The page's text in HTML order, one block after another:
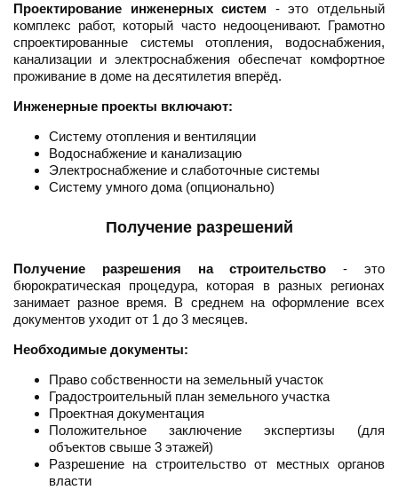
Проектирование инженерных систем - это отдельный
комплекс работ, который часто недооценивают. Грамотно
спроектированные системы отопления, водоснабжения,
канализации и электроснабжения обеспечат комфортное
проживание в доме на десятилетия вперёд.
Инженерные проекты включают:
Систему отопления и вентиляции
Водоснабжение и канализацию
Электроснабжение и слаботочные системы
Систему умного дома (опционально)
Получение разрешений
Получение разрешения на строительство - это
бюрократическая процедура, которая в разных регионах
занимает разное время. В среднем на оформление всех
документов уходит от 1 до 3 месяцев.
Необходимые документы:
Право собственности на земельный участок
Градостроительный план земельного участка
Проектная документация
Положительное заключение экспертизы (для
объектов свыше 3 этажей)
Разрешение на строительство от местных органов
власти